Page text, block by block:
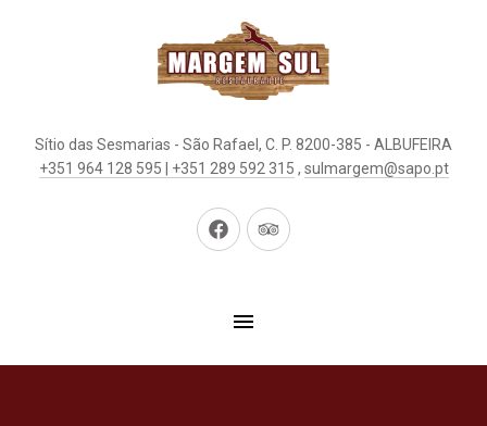
Sítio das Sesmarias - São Rafael, C. P. 8200-385 - ALBUFEIRA
+351 964 128 595 | +351 289 592 315 , sulmargem@sapo.pt
New
New